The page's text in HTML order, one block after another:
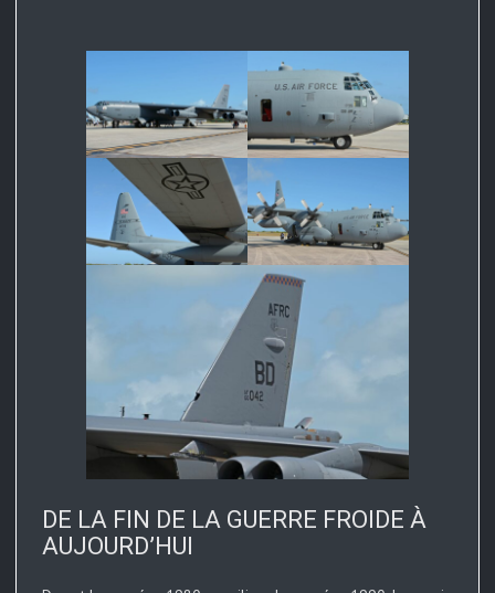
DE LA FIN DE LA GUERRE FROIDE À
AUJOURD’HUI